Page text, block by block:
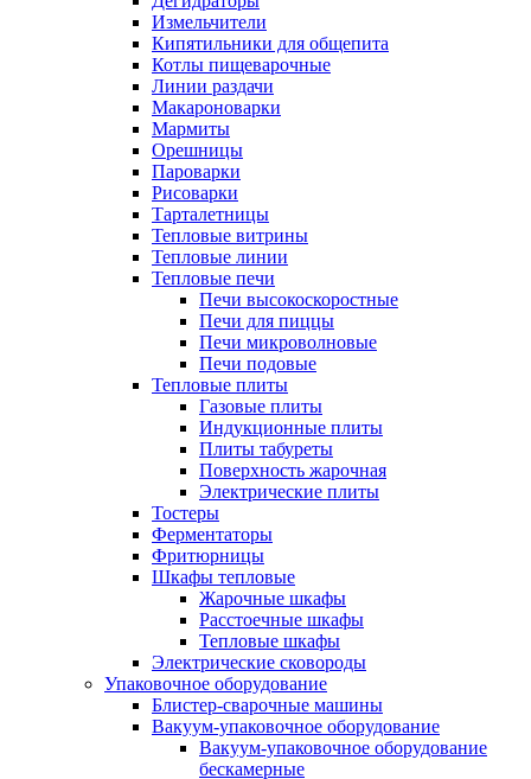
Измельчители
Кипятильники для общепита
Котлы пищеварочные
Линии раздачи
Макароноварки
Мармиты
Орешницы
Пароварки
Рисоварки
Тарталетницы
Тепловые витрины
Тепловые линии
Тепловые печи
Печи высокоскоростные
Печи для пиццы
Печи микроволновые
Печи подовые
Тепловые плиты
Газовые плиты
Индукционные плиты
Плиты табуреты
Поверхность жарочная
Электрические плиты
Тостеры
Ферментаторы
Фритюрницы
Шкафы тепловые
Жарочные шкафы
Расстоечные шкафы
Тепловые шкафы
Электрические сковороды
Упаковочное оборудование
Блистер-сварочные машины
Вакуум-упаковочное оборудование
Вакуум-упаковочное оборудование
беcкамерные